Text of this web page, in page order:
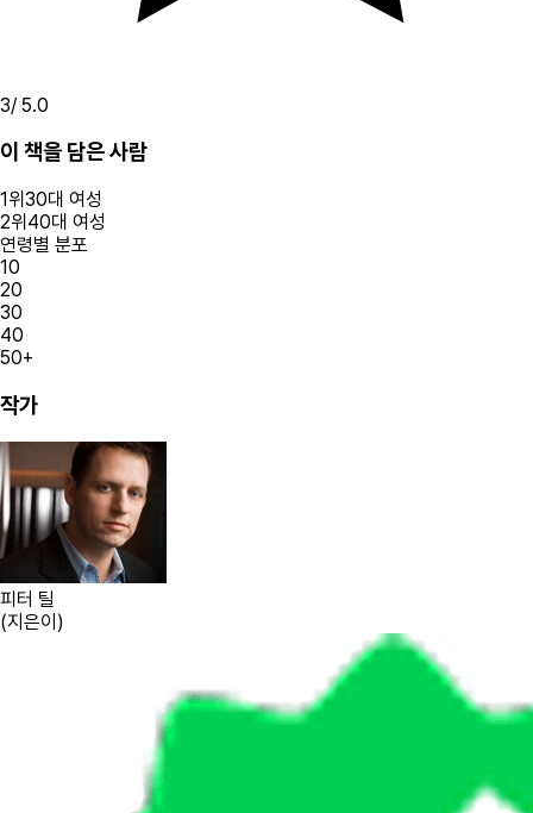
3/ 5.0
이 책을 담은 사람
1위 30대 여성
2위 40대 여성
연령별 분포
10
20
30
40
50+
작가
피터 틸
(지은이 )